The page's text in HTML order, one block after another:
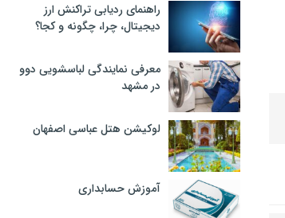
راهنمای ردیابی تراکنش ارز
دیجیتال، چرا، چگونه و کجا؟
معرفی نمایندگی لباسشویی دوو
در مشهد
لوکیشن هتل عباسی اصفهان
آموزش حسابداری